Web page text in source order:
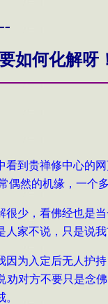
如何化解呀
看到贵禅修中心的
偶然的机缘，一个
很少，看佛经也是
人家不说，只是说
因为入定后无人护
劝对方不要只是念